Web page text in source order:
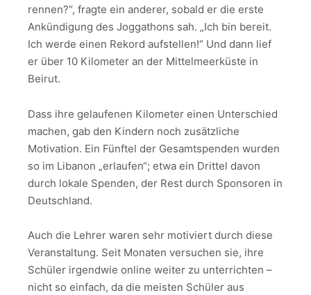
rennen?“, fragte ein anderer, sobald er die erste
Ankündigung des Joggathons sah. „Ich bin bereit.
Ich werde einen Rekord aufstellen!“ Und dann lief
er über 10 Kilometer an der Mittelmeerküste in
Beirut.
Dass ihre gelaufenen Kilometer einen Unterschied
machen, gab den Kindern noch zusätzliche
Motivation. Ein Fünftel der Gesamtspenden wurden
so im Libanon „erlaufen“; etwa ein Drittel davon
durch lokale Spenden, der Rest durch Sponsoren in
Deutschland.
Auch die Lehrer waren sehr motiviert durch diese
Veranstaltung. Seit Monaten versuchen sie, ihre
Schüler irgendwie online weiter zu unterrichten –
nicht so einfach, da die meisten Schüler aus